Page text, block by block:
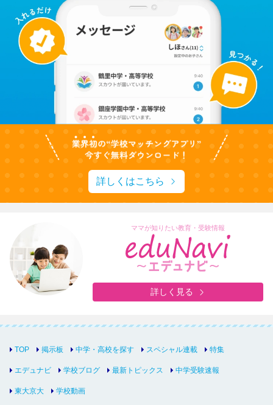
詳しくはこちら
ママが知りたい教育・受験情報
詳しく見る
TOP 掲示板 中学・高校を探す スペシャル連載 特集
エデュナビ 学校ブログ 最新トピックス 中学受験速報
東大京大 学校動画